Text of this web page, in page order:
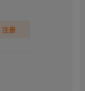
注册